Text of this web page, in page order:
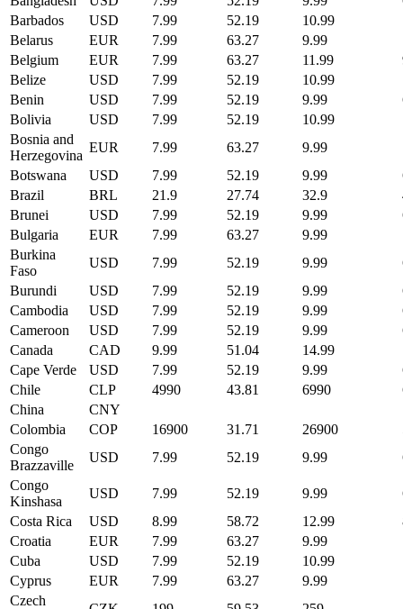
Barbados
USD 7.99 52.19 10.99
Belarus
EUR 7.99 63.27 9.99
Belgium
EUR 7.99 63.27 11.99
Belize
USD 7.99 52.19 10.99
Benin
USD 7.99 52.19 9.99
Bolivia
USD 7.99 52.19 10.99
Bosnia and
Herzegovina
EUR 7.99 63.27 9.99
Botswana
USD 7.99 52.19 9.99
Brazil
BRL 21.9 27.74 32.9
Brunei
USD 7.99 52.19 9.99
Bulgaria
EUR 7.99 63.27 9.99
Burkina
Faso
USD 7.99 52.19 9.99
Burundi
USD 7.99 52.19 9.99
Cambodia
USD 7.99 52.19 9.99
Cameroon
USD 7.99 52.19 9.99
Canada
CAD 9.99 51.04 14.99
Cape Verde
USD 7.99 52.19 9.99
Chile
CLP 4990 43.81 6990
China
CNY
Colombia
COP 16900 31.71 26900
Congo
Brazzaville
USD 7.99 52.19 9.99
Congo
Kinshasa
USD 7.99 52.19 9.99
Costa Rica
USD 8.99 58.72 12.99
Croatia
EUR 7.99 63.27 9.99
Cuba
USD 7.99 52.19 10.99
Cyprus
EUR 7.99 63.27 9.99
Czech